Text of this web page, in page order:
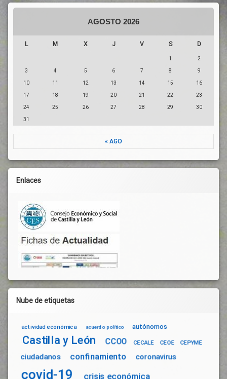
AGOSTO 2026
L M X J V S D
1 2
3 4 5 6 7 8 9
10 11 12 13 14 15 16
17 18 19 20 21 22 23
24 25 26 27 28 29 30
31
« AGO
Enlaces
Nube de etiquetas
actividad económica acuerdo político autónomos
Castilla y León CCOO CECALE CEOE CEPYME
ciudadanos confinamiento coronavirus
covid-19 crisis económica